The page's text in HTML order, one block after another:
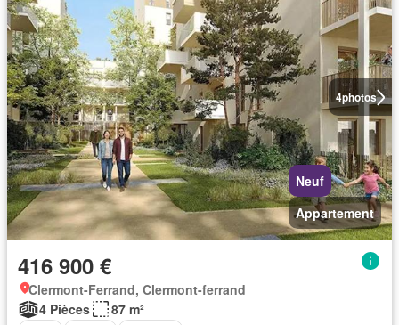
4photos
Neuf
Appartement
416 900 €
Clermont-Ferrand, Clermont-ferrand
4 Pièces
87 m²